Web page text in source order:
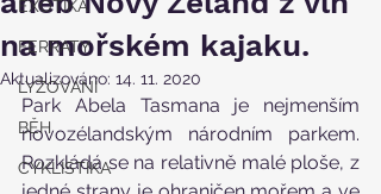
EXOTIKA
FERRATY
LYŽOVÁNÍ
BĚH
CYKLISTIKA
na mořském kajaku.
Aktualizováno: 14. 11. 2020
Park Abela Tasmana je nejmenším
novozélandským národním parkem.
Rozkládá se na relativně malé ploše, z